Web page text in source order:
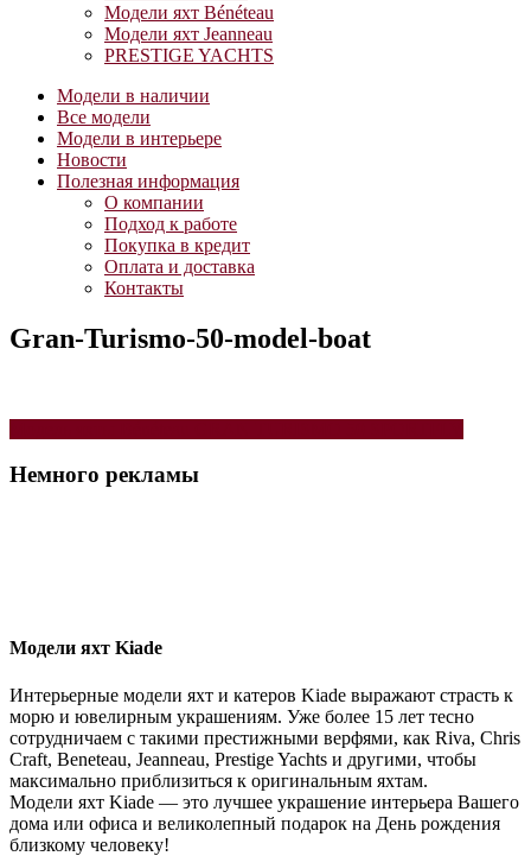
Модели яхт Bénéteau
Модели яхт Jeanneau
PRESTIGE YACHTS
Модели в наличии
Все модели
Модели в интерьере
Новости
Полезная информация
О компании
Подход к работе
Покупка в кредит
Оплата и доставка
Контакты
Gran-Turismo-50-model-boat
Навигация
по
записям
Немного рекламы
Модели яхт Kiade
Интерьерные модели яхт и катеров Kiade выражают страсть к
морю и ювелирным украшениям. Уже более 15 лет тесно
сотрудничаем с такими престижными верфями, как Riva, Chris
Craft, Beneteau, Jeanneau, Prestige Yachts и другими, чтобы
максимально приблизиться к оригинальным яхтам.
Модели яхт Kiade — это лучшее украшение интерьера Вашего
дома или офиса и великолепный подарок на День рождения
близкому человеку!